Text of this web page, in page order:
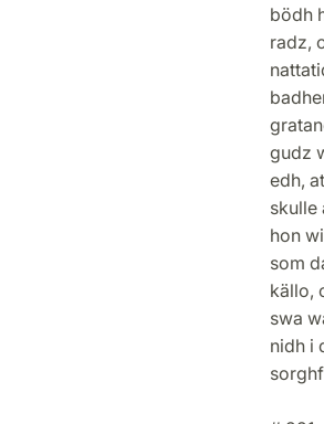
bödh
radz,
gudz
edh,
skulle
hon
som
källo,
swa
nidh i